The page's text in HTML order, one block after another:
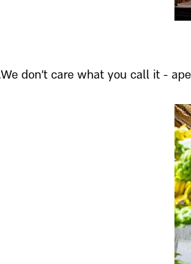
We don’t care what you call it -